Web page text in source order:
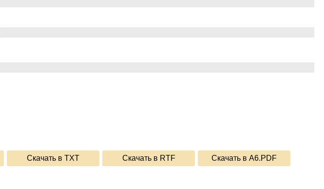
Скачать в TXT Скачать в RTF Скачать в A6.PDF